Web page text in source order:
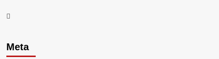
Youtube
Meta